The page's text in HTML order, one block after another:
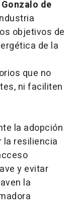
de
objetivos de
de la
que no
ni faciliten
la adopción
la resiliencia
y evitar
la